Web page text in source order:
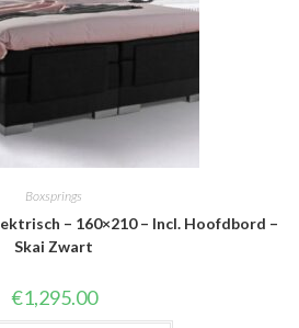
Boxsprings
– 160×210 – Incl. Hoofdbord –
Skai Zwart
€1,295.00